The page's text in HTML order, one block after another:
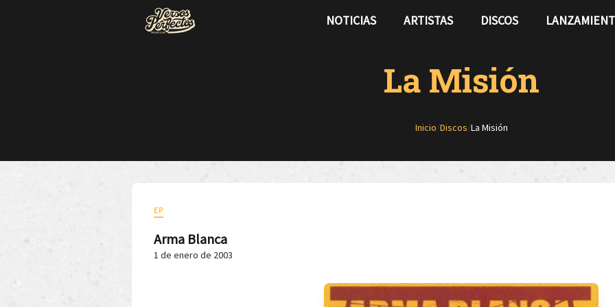
NOTICIAS ARTISTAS DISCOS
La Misión
Inicio/Discos/La Misión
EP
Arma Blanca
1 de enero de 2003